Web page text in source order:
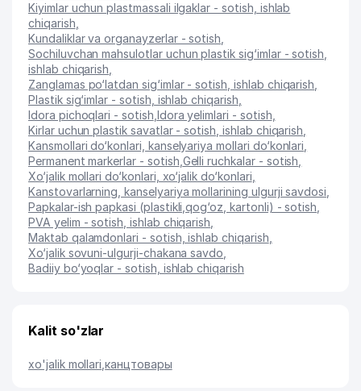
Kiyimlar uchun plastmassali ilgaklar - sotish, ishlab
chiqarish
Kundaliklar va organayzerlar - sotish
Sochiluvchan mahsulotlar uchun plastik sig‘imlar - sotish,
ishlab chiqarish
Zanglamas po‘latdan sig‘imlar - sotish, ishlab chiqarish
Plastik sig‘imlar - sotish, ishlab chiqarish
Idora pichoqlari - sotish Idora yelimlari - sotish
Kirlar uchun plastik savatlar - sotish, ishlab chiqarish
Kansmollari do‘konlari, kanselyariya mollari do‘konlari
Permanent markerlar - sotish Gelli ruchkalar - sotish
Xo‘jalik mollari do‘konlari, xo‘jalik do‘konlari
Kanstovarlarning, kanselyariya mollarining ulgurji savdosi
Papkalar-ish papkasi (plastikli,qog‘oz, kartonli) - sotish
PVA yelim - sotish, ishlab chiqarish
Maktab qalamdonlari - sotish, ishlab chiqarish
Xo‘jalik sovuni-ulgurji-chakana savdo
Badiiy bo‘yoqlar - sotish, ishlab chiqarish
Kalit so'zlar
xo'jalik mollari ,канцтовары